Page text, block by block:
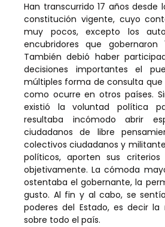
Han transcurrido 17 años desde
constitución vigente, cuyo
muy pocos, excepto los
encubridores que
También debió haber
decisiones importantes el
múltiples forma de consulta que
como ocurre en otros países.
existió la voluntad política
resultaba incómodo abrir
ciudadanos de libre
colectivos ciudadanos y
políticos, aporten sus
objetivamente. La cómoda
ostentaba el gobernante, la
gusto. Al fin y al cabo, se
poderes del Estado, es decir la
sobre todo el país.